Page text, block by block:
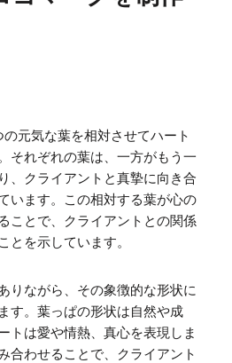
元気な葉を相対させてハート
それぞれの葉は、一方がもう一
、クライアントと真摯に向き合
います。この相対する葉が心の
ことで、クライアントとの関係
とを示しています。
りながら、その象徴的な形状に
す。葉っぱの形状は自然や成
トは愛や情熱、真心を表現しま
合わせることで、クライアント